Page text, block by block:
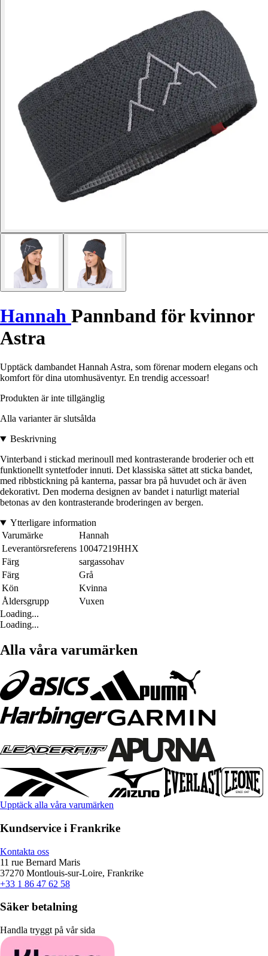
Hannah Pannband för kvinnor
Astra
Upptäck dambandet Hannah Astra, som förenar modern elegans och
komfort för dina utomhusäventyr. En trendig accessoar!
Produkten är inte tillgänglig
Alla varianter är slutsålda
Beskrivning
Vinterband i stickad merinoull med kontrasterande broderier och ett
funktionellt syntetfoder innuti. Det klassiska sättet att sticka bandet,
med ribbstickning på kanterna, passar bra på huvudet och är även
dekorativt. Den moderna designen av bandet i naturligt material
betonas av den kontrasterande broderingen av bergen.
Ytterligare information
Varumärke
Hannah
Leverantörsreferens 10047219HHX
Färg
sargassohav
Färg
Grå
Kön
Kvinna
Åldersgrupp
Vuxen
Loading...
Loading...
Alla våra varumärken
Upptäck alla våra varumärken
Kundservice i Frankrike
Kontakta oss
11 rue Bernard Maris
37270 Montlouis-sur-Loire, Frankrike
+33 1 86 47 62 58
Säker betalning
Handla tryggt på vår sida